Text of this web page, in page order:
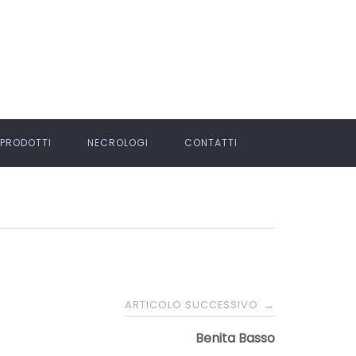
PRODOTTI NECROLOGI CONTATTI
ARTICOLO SUCCESSIVO →
Benita Basso